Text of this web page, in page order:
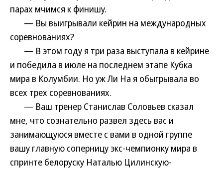
парах мчимся к финишу.
— Вы выигрывали кейрин на международных
соревнованиях?
— В этом году я три раза выступала в кейрине
и победила в июле на последнем этапе Кубка
мира в Колумбии. Но уж Ли На я обыгрывала во
всех трех соревнованиях.
— Ваш тренер Станислав Соловьев сказал
мне, что сознательно развел здесь вас и
занимающуюся вместе с вами в одной группе
вашу главную соперницу экс-чемпионку мира в
спринте белоруску Наталью Цилинскую-